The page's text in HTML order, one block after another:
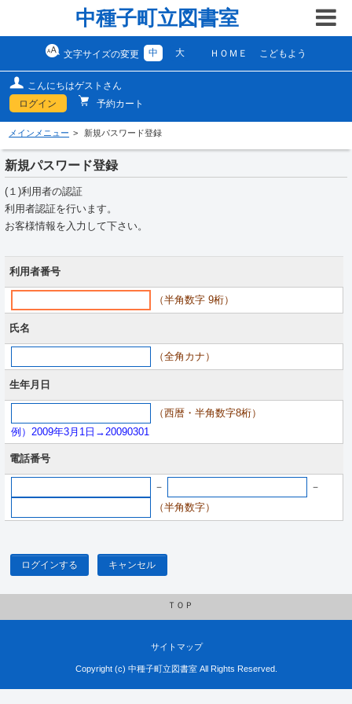
中種子町立図書室
文字サイズの変更 中 大 ＨＯＭＥ こどもよう
こんにちはゲストさん
ログイン
予約カート
メインメニュー 新規パスワード登録
新規パスワード登録
(１)利用者の認証
利用者認証を行います。
お客様情報を入力して下さい。
利用者番号
（半角数字 9桁）
氏名
（全角カナ）
生年月日
（西暦・半角数字8桁）
例）2009年3月1日→20090301
電話番号
－
－
（半角数字）
ログインする キャンセル
ＴＯＰ
サイトマップ
Copyright (c) 中種子町立図書室 All Rights Reserved.